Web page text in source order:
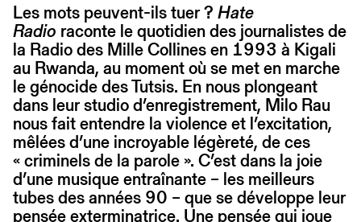
Les mots peuvent-ils tuer ? Hate
Radio raconte le quotidien des journalistes de
la Radio des Mille Collines en 1993 à Kigali
au Rwanda, au moment où se met en marche
le génocide des Tutsis. En nous plongeant
dans leur studio d’enregistrement, Milo Rau
nous fait entendre la violence et l’excitation,
mêlées d’une incroyable légèreté, de ces
« criminels de la parole ». C’est dans la joie
d’une musique entraînante – les meilleurs
tubes des années 90 – que se développe leur
pensée exterminatrice. Une pensée qui joue